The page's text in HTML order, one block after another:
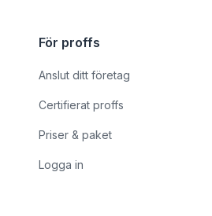
För proffs
Anslut ditt företag
Certifierat proffs
Priser & paket
Logga in